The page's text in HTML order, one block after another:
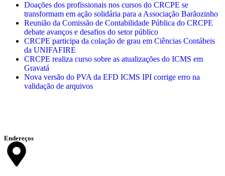
Doações dos profissionais nos cursos do CRCPE se
transformam em ação solidária para a Associação Barãozinho
Reunião da Comissão de Contabilidade Pública do CRCPE
debate avanços e desafios do setor público
CRCPE participa da colação de grau em Ciências Contábeis
da UNIFAFIRE
CRCPE realiza curso sobre as atualizações do ICMS em
Gravatá
Nova versão do PVA da EFD ICMS IPI corrige erro na
validação de arquivos
Endereços